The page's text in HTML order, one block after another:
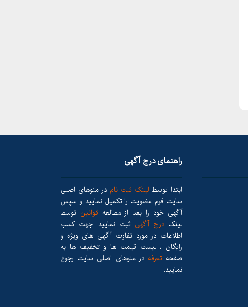
راهنمای درج آگهی
ابتدا توسط لینک ثبت نام در منوهای اصلی
سایت فرم عضویت را تکمیل نمایید و سپس
آگهی خود را بعد از مطالعه قوانین توسط
لینکدرج آگهی ثبت نمایید. جهت کسب
اطلاعات در مورد تفاوت آگهی های ویژه و
رایگان ، لیست قیمت ها و تخفیف ها به
صفحه تعرفهدر منوهای اصلی سایت رجوع
نمایید.